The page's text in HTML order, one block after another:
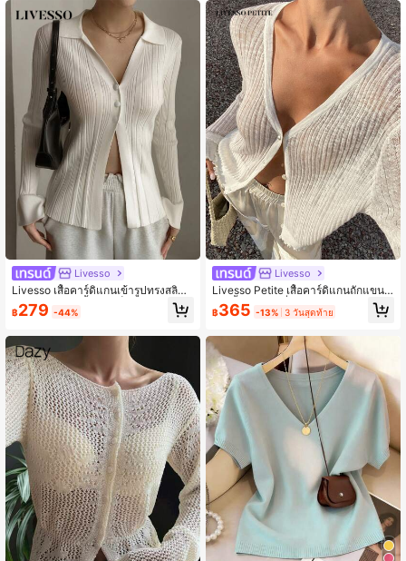
4.91 6.6M ผู้ติดตาม
4.91 6.6M ผู้ติดตาม
4.91 6.6M ผู้ติดตาม
Livesso
Livesso เสื้อคาร์ดิแกนเข้ารูปทรงสลิม
สำหรับผู้หญิง, เนื้อผ้ามี टे็กซ์เจอร์, สำหรั
บฤดูใบไม้ร่วง/ฤดูหนาว
฿279 -44%
Livesso
Livesso Petite เสื้อคาร์ดิแกนถักแขนย
าวสีพื้นกระดุมเดี่ยวแบบลำลองสำหรับผู้
หญิงฤดูร้อน
฿365 -13% 3 วันสุดท้าย